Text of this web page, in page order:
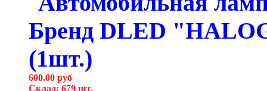
600.00 руб
Склад: 679 шт.